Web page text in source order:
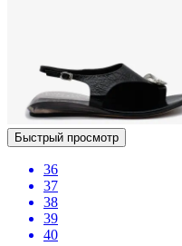
Быстрый просмотр
36
37
38
39
40